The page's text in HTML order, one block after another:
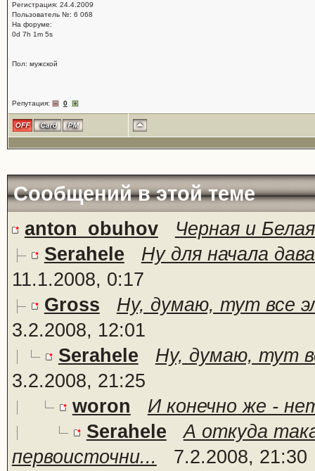
Регистрация: 24.4.2009
Пользователь №: 6 068
На форуме:
0d 7h 1m 5s
Пол: мужской
Репутация: 0
Сообщений в этой теме
anton_obuhov
Черная и
Serahele
Ну для начала
11.1.2008, 0:17
Gross
Ну, думаю, тут все
3.2.2008, 12:01
Serahele
Ну, думаю, тут
3.2.2008, 21:25
woron
И конечно же -
Serahele
А откуда
первоисточни...
7.2.2008, 21:30